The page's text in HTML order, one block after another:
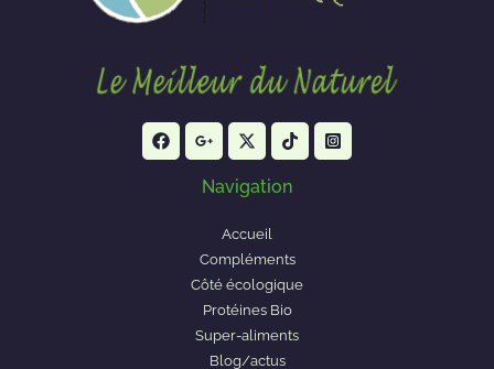
Navigation
Accueil
Compléments
Côté écologique
Protéines Bio
Super-aliments
Blog/actus